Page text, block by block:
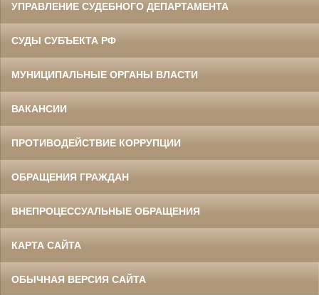
УПРАВЛЕНИЕ СУДЕБНОГО ДЕПАРТАМЕНТА
СУДЫ СУБЪЕКТА РФ
МУНИЦИПАЛЬНЫЕ ОРГАНЫ ВЛАСТИ
ВАКАНСИИ
ПРОТИВОДЕЙСТВИЕ КОРРУПЦИИ
ОБРАЩЕНИЯ ГРАЖДАН
ВНЕПРОЦЕССУАЛЬНЫЕ ОБРАЩЕНИЯ
КАРТА САЙТА
ОБЫЧНАЯ ВЕРСИЯ САЙТА